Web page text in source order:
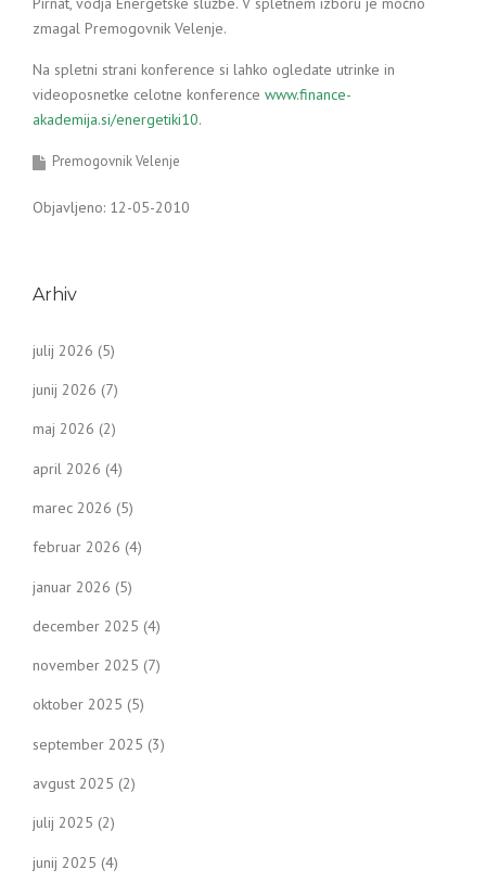
zmagal Premogovnik Velenje.
Na spletni strani konference si lahko ogledate utrinke in
videoposnetke celotne konference www.finance-
akademija.si/energetiki10.
Premogovnik Velenje
Objavljeno: 12-05-2010
Arhiv
julij 2026 (5)
junij 2026 (7)
maj 2026 (2)
april 2026 (4)
marec 2026 (5)
februar 2026 (4)
januar 2026 (5)
december 2025 (4)
november 2025 (7)
oktober 2025 (5)
september 2025 (3)
avgust 2025 (2)
julij 2025 (2)
junij 2025 (4)